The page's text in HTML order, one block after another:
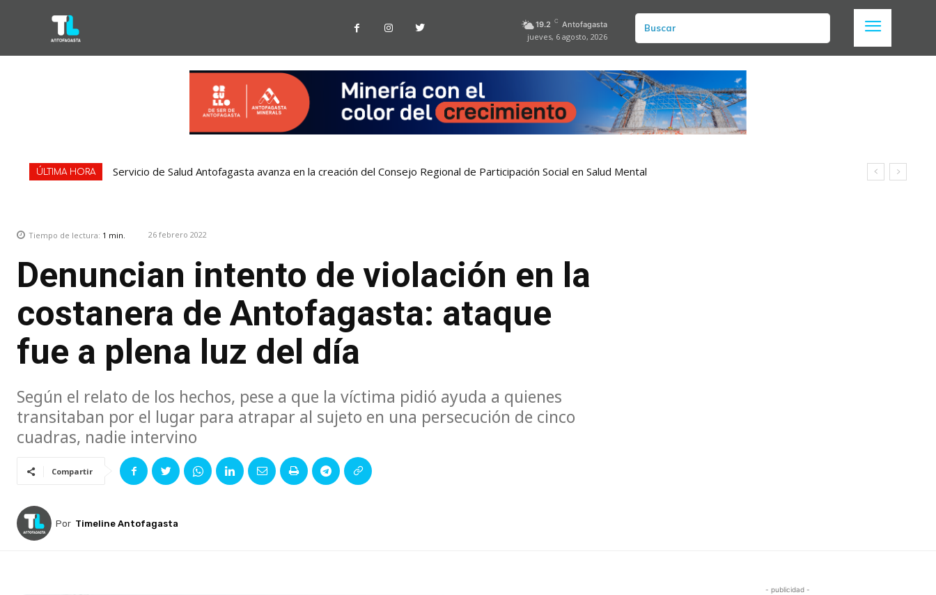
19.2 C Antofagasta
jueves, 6 agosto, 2026
Buscar
ÚLTIMA HORA Servicio de Salud Antofagasta avanza en la creación del Consejo Regional de Participación Social en Salud Mental
Tiempo de lectura: 1 min. 26 febrero 2022
Denuncian intento de violación en la
costanera de Antofagasta: ataque
fue a plena luz del día
Según el relato de los hechos, pese a que la víctima pidió ayuda a quienes
transitaban por el lugar para atrapar al sujeto en una persecución de cinco
cuadras, nadie intervino
Compartir
Por Timeline Antofagasta
- publicidad -